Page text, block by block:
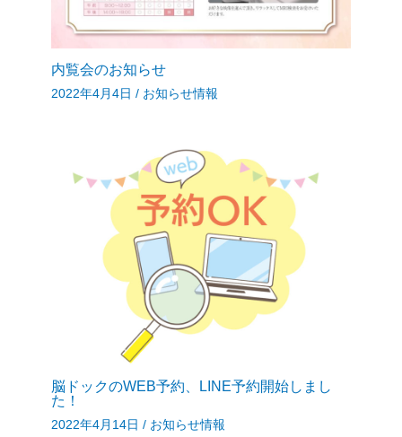
内覧会のお知らせ
2022年4月4日 / お知らせ情報
脳ドックのWEB予約、LINE予約開始しまし
た！
2022年4月14日 / お知らせ情報